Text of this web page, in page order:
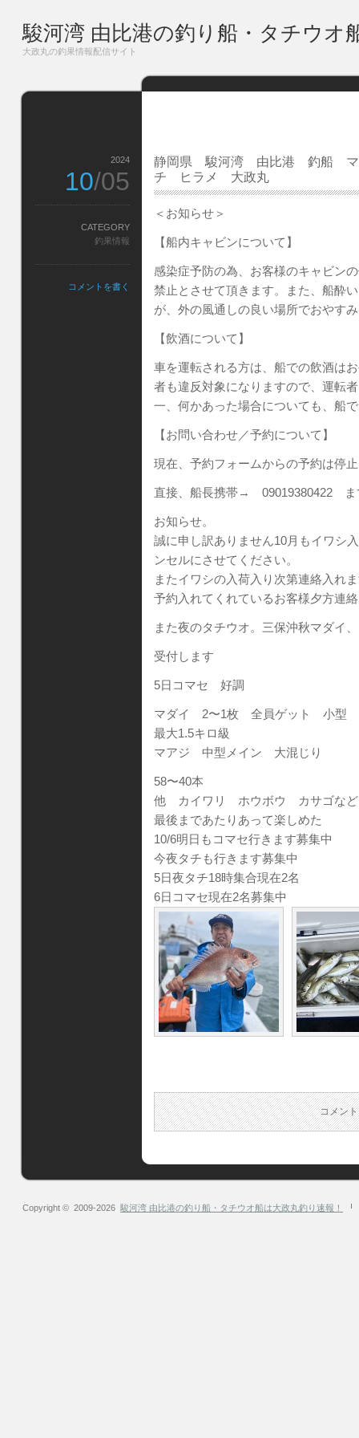
駿河湾 由比港の釣り船・タチウオ
大政丸の釣果情報配信サイト
静岡県 駿河湾 由比港 釣船
チ ヒラメ 大政丸
＜お知らせ＞
【船内キャビンについて】
感染症予防の為、お客様のキャビン
禁止とさせて頂きます。また、船酔
が、外の風通しの良い場所でおやす
【飲酒について】
車を運転される方は、船での飲酒は
者も違反対象になりますので、運転
一、何かあった場合についても、船
【お問い合わせ／予約について】
現在、予約フォームからの予約は停
直接、船長携帯→ 09019380422 ま
お知らせ。
誠に申し訳ありません10月もイワシ
ンセルにさせてください。
またイワシの入荷入り次第連絡入れ
予約入れてくれているお客様夕方連
また夜のタチウオ。三保沖秋マダイ
受付します
5日コマセ 好調
マダイ 2〜1枚 全員ゲット 小型
最大1.5キロ級
マアジ 中型メイン 大混じり
58〜40本
他 カイワリ ホウボウ カサゴなど
最後まであたりあって楽しめた
10/6明日もコマセ行きます募集中
今夜タチも行きます募集中
5日夜タチ18時集合現在2名
6日コマセ現在2名募集中
2024
10/05
CATEGORY
釣果情報
コメントを書く
コメン
Copyright © 2009-2026 駿河湾 由比港の釣り船・タチウオ船は大政丸釣り速報！